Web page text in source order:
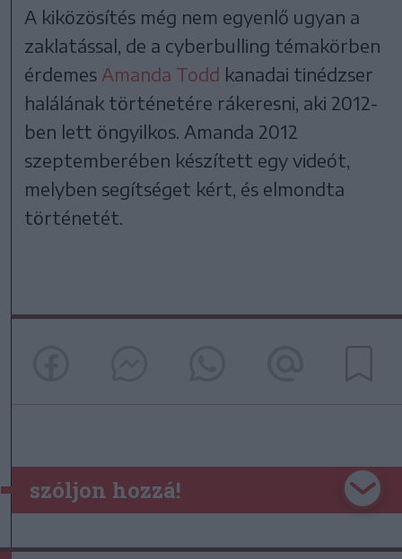
A kiközösítés még nem egyenlő ugyan a
zaklatással, de a cyberbulling témakörben
érdemes Amanda Todd kanadai tinédzser
halálának történetére rákeresni, aki 2012-
ben lett öngyilkos. Amanda 2012
szeptemberében készített egy videót,
melyben segítséget kért, és elmondta
történetét.
szóljon hozzá!